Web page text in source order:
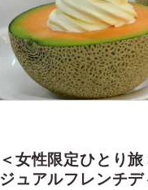
＜女性限定ひとり
ジュアルフレンチ